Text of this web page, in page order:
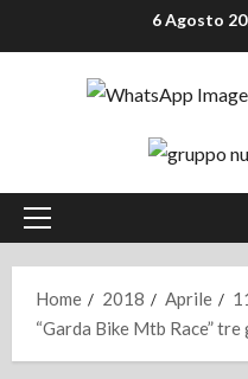
al
6 Agosto
Menu
Home
2018 Aprile
“Garda Bike Mtb Race”